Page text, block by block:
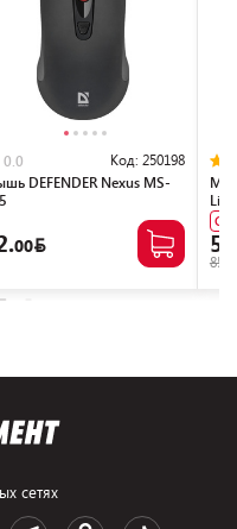
0.0 Код: 250198
DEFENDER Nexus MS-
00
сетях